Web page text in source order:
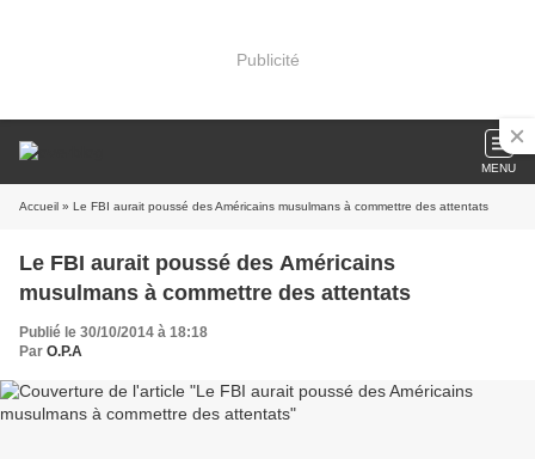
Publicité
MENU
Accueil » Le FBI aurait poussé des Américains musulmans à commettre des attentats
Le FBI aurait poussé des Américains
musulmans à commettre des attentats
Publié le 30/10/2014 à 18:18
Par O.P.A